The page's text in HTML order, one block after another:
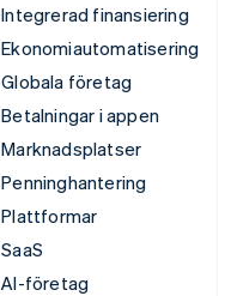
Integrerad finansiering
Ekonomiautomatisering
Globala företag
Betalningar i appen
Marknadsplatser
Penninghantering
Plattformar
SaaS
AI-företag